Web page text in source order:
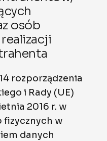
osób
rozporządzenia
i Rady (UE)
2016 r. w
fizycznych w
danych